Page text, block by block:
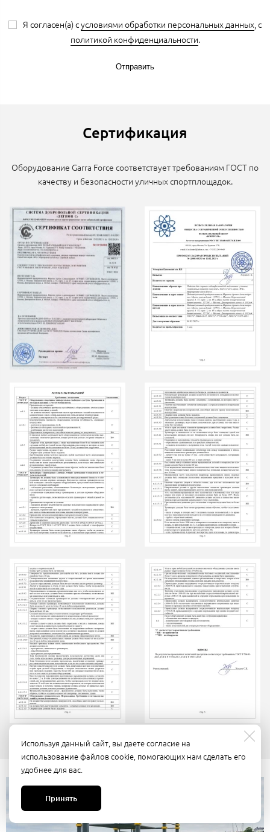
Используя данный сайт, вы даете согласие на
использование файлов cookie, помогающих нам сделать его
удобнее для вас.
Принять
Я согласен(а) сусловиями обработки персональных данных , с
политикой конфиденциальности.
Отправить
Сертификация
Оборудование Garra Force соответствует требованиям ГОСТ по
качеству и безопасности уличных спортплощадок.